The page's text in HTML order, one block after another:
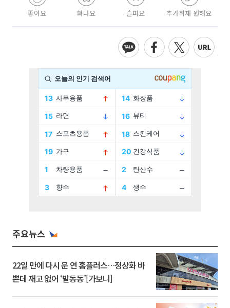
좋아요 화나요 슬퍼요 추가취재 원해요
주요뉴스
22일 만에 다시 문 연 홈플러스…정상화 바
쁜데 재고 없어 ‘발동동’[가보니]